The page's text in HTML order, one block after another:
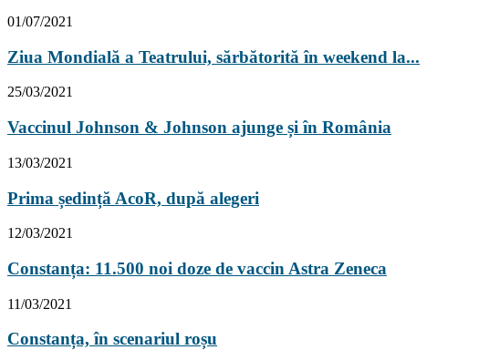
01/07/2021
Ziua Mondială a Teatrului, sărbătorită în weekend la...
25/03/2021
Vaccinul Johnson & Johnson ajunge și în România
13/03/2021
Prima ședință AcoR, după alegeri
12/03/2021
Constanța: 11.500 noi doze de vaccin Astra Zeneca
11/03/2021
Constanța, în scenariul roșu